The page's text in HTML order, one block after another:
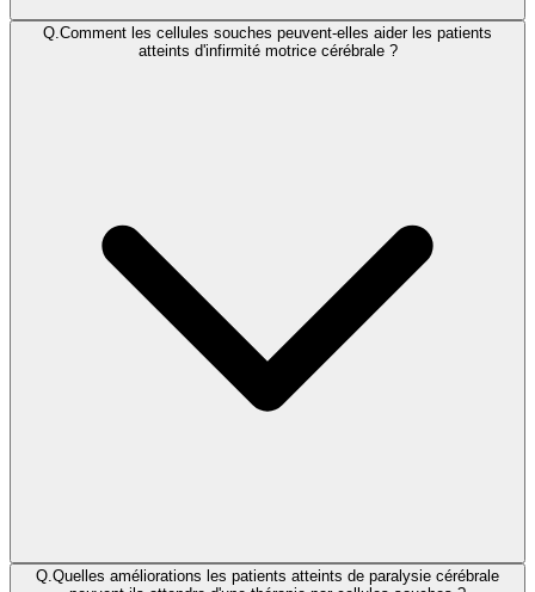
Q. Comment les cellules souches peuvent-elles aider les patients
atteints d'infirmité motrice cérébrale ?
Q. Quelles améliorations les patients atteints de paralysie cérébrale